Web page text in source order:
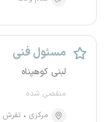
مسئول فنی
لبنی‌ کوهپناه
منقضی شده
مرکزی
تفرش